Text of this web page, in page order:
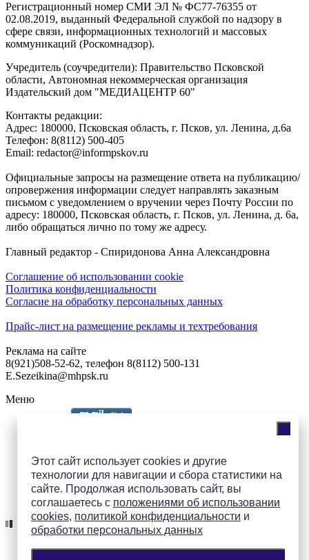
Этот сайт использует cookies и другие
технологии для навигации и сбора статистики на
сайте. Продолжая использовать сайт, вы
соглашаетесь с положениями об использовании
cookies, политикой конфиденциальности и
обработки персональных данных
Регистрационный номер СМИ ЭЛ № ФС77-76355 от
02.08.2019, выданный Федеральной службой по надзору в
сфере связи, информационных технологий и массовых
коммуникаций (Роскомнадзор).
Учредитель (соучредители): Правительство Псковской
области, Автономная некоммерческая организация
Издательский дом "МЕДИАЦЕНТР 60"
Контакты редакции:
Адреc: 180000, Псковская область, г. Псков, ул. Ленина, д.6а
Телефон: 8(8112) 500-405
Email: redactor@informpskov.ru
Официальные запросы на размещение ответа на публикацию/
опровержения информации следует направлять заказным
письмом с уведомлением о вручении через Почту России по
адресу: 180000, Псковская область, г. Псков, ул. Ленина, д. 6а,
либо обращаться лично по тому же адресу.
Главный редактор - Спиридонова Анна Александровна
Соглашение об использовании cookie
Политика конфиденциальности
Согласие на обработку персональных данных
Прайс-лист на размещение рекламы и техтребования
Реклама на сайте
8(921)508-52-62, телефон 8(8112) 500-131
E.Sezeikina@mhpsk.ru
Меню
Подпишись на группы
ПАИ в соцсетях!